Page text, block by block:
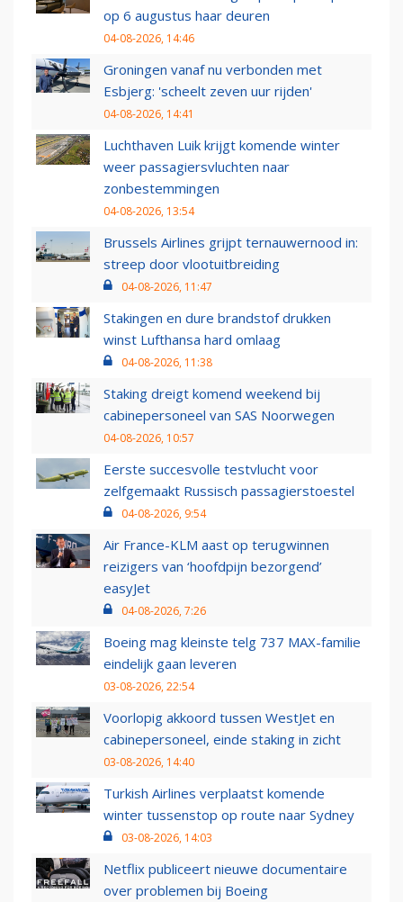
op 6 augustus haar deuren
04-08-2026, 14:46
Groningen vanaf nu verbonden met
Esbjerg: 'scheelt zeven uur rijden'
04-08-2026, 14:41
Luchthaven Luik krijgt komende winter
weer passagiersvluchten naar
zonbestemmingen
04-08-2026, 13:54
Brussels Airlines grijpt ternauwernood in:
streep door vlootuitbreiding
04-08-2026, 11:47
Stakingen en dure brandstof drukken
winst Lufthansa hard omlaag
04-08-2026, 11:38
Staking dreigt komend weekend bij
cabinepersoneel van SAS Noorwegen
04-08-2026, 10:57
Eerste succesvolle testvlucht voor
zelfgemaakt Russisch passagierstoestel
04-08-2026, 9:54
Air France-KLM aast op terugwinnen
reizigers van ‘hoofdpijn bezorgend’
easyJet
04-08-2026, 7:26
Boeing mag kleinste telg 737 MAX-familie
eindelijk gaan leveren
03-08-2026, 22:54
Voorlopig akkoord tussen WestJet en
cabinepersoneel, einde staking in zicht
03-08-2026, 14:40
Turkish Airlines verplaatst komende
winter tussenstop op route naar Sydney
03-08-2026, 14:03
Netflix publiceert nieuwe documentaire
over problemen bij Boeing